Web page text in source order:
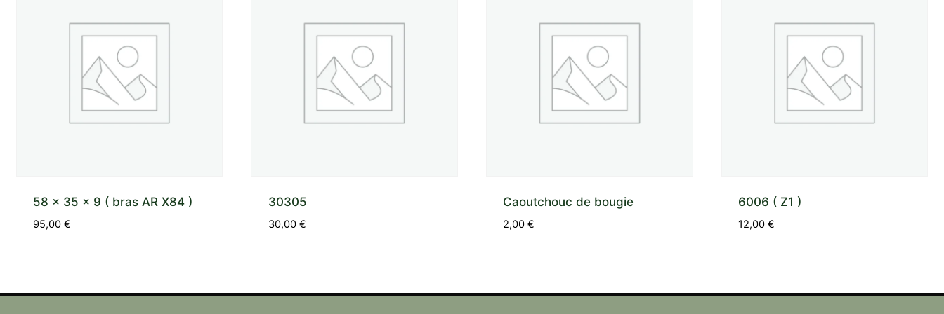
58 x 35 x 9 ( bras AR X84 )
95,00€
30305
30,00 €
Caoutchouc de bougie
2,00€
6006 ( Z1 )
12,00€